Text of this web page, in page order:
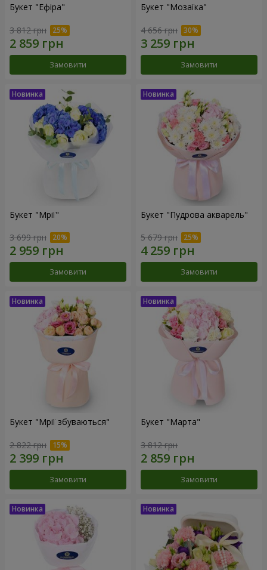
Букет "Ефіра"
3 812 грн
Замовити
Букет "Мозаїка"
4 656 грн
Замовити
Букет "Мрії"
3 699 грн
Замовити
Букет "Пудрова акварель"
5 679 грн
Замовити
Букет "Мрії збуваються"
2 822 грн
Замовити
Букет "Марта"
3 812 грн
Замовити